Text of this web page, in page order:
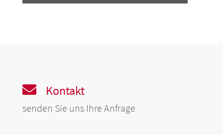
 Kontakt
senden Sie uns Ihre Anfrage